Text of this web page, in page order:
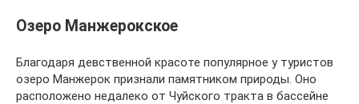
Озеро Манжерокское
Благодаря девственной красоте популярное у туристов
озеро Манжерок признали памятником природы. Оно
расположено недалеко от Чуйского тракта в бассейне